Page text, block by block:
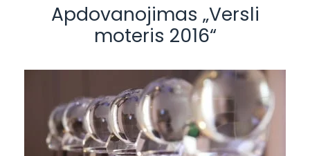
Apdovanojimas „Versli
moteris 2016“